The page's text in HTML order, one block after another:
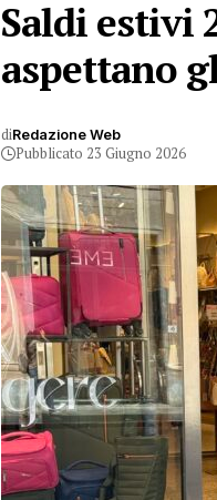
Saldi estivi
aspettano
diRedazione Web
Pubblicato 23 Giugno 2026